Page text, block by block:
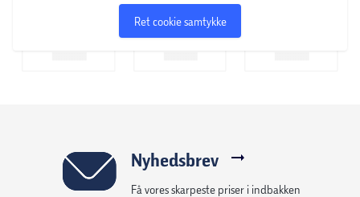
Ret cookie samtykke
Nyhedsbrev
Få vores skarpeste priser i indbakken